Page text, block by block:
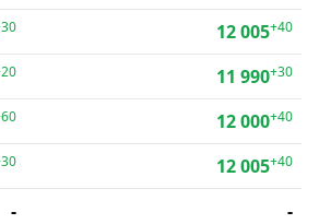
12 005+40
11 990+30
12 000+40
12 005+40
-
-